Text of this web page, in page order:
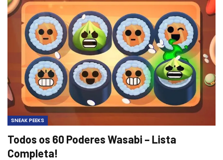
SNEAK PEEKS
Todos os 60 Poderes Wasabi – Lista
Completa!